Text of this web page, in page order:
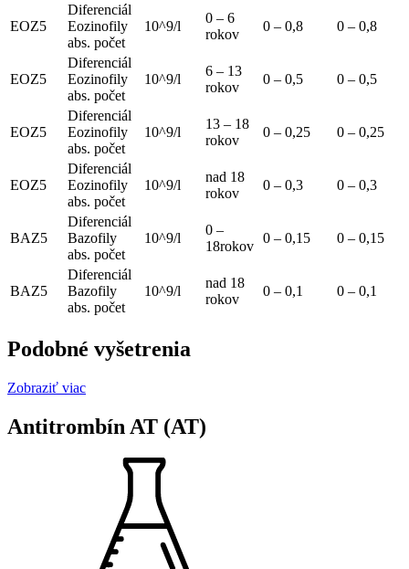
EOZ5
Diferenciál
Eozinofily
abs. počet
10^9/l
0 – 6
rokov
0 – 0,8 0 – 0,8
EOZ5
Diferenciál
Eozinofily
abs. počet
10^9/l
6 – 13
rokov
0 – 0,5 0 – 0,5
EOZ5
Diferenciál
Eozinofily
abs. počet
10^9/l
13 – 18
rokov
0 – 0,25 0 – 0,25
EOZ5
Diferenciál
Eozinofily
abs. počet
10^9/l
nad 18
rokov
0 – 0,3 0 – 0,3
BAZ5
Diferenciál
Bazofily
abs. počet
10^9/l
0 –
18rokov
0 – 0,15 0 – 0,15
BAZ5
Diferenciál
Bazofily
abs. počet
10^9/l
nad 18
rokov
0 – 0,1 0 – 0,1
Podobné vyšetrenia
Zobraziť viac
Antitrombín AT (AT)